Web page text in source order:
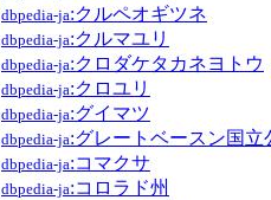
dbpedia-ja:クルペオギツネ
dbpedia-ja:クルマユリ
dbpedia-ja:クロダケタカネヨトウ
dbpedia-ja:クロユリ
dbpedia-ja:グイマツ
dbpedia-ja:グレートベースン国立
dbpedia-ja:コマクサ
dbpedia-ja:コロラド州